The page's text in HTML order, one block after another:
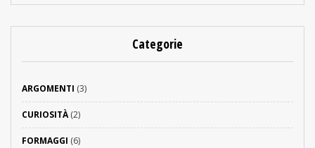
Categorie
ARGOMENTI (3)
CURIOSITÀ(2)
FORMAGGI (6)